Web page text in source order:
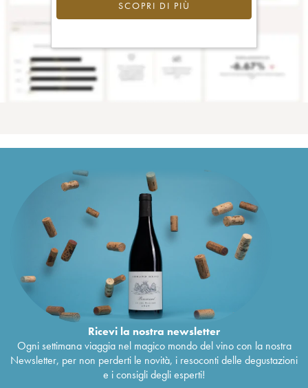
SCOPRI DI PIÙ
Ricevi la nostra newsletter
Ogni settimana viaggia nel magico mondo del vino con la nostra
Newsletter, per non perderti le novità, i resoconti delle degustazioni
e i consigli degli esperti!